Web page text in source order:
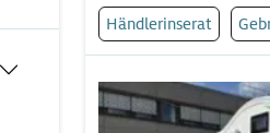
Händlerinserat